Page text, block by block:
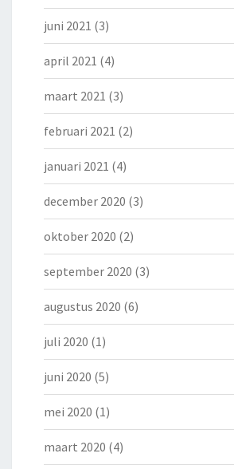
juni 2021 (3)
april 2021 (4)
maart 2021 (3)
februari 2021 (2)
januari 2021 (4)
december 2020 (3)
oktober 2020 (2)
september 2020 (3)
augustus 2020 (6)
juli 2020 (1)
juni 2020 (5)
mei 2020 (1)
maart 2020 (4)